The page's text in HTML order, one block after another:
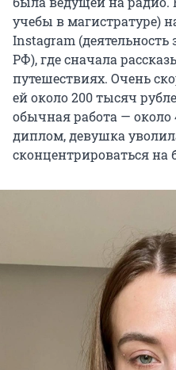
учебы в магистратуре)
Instagram
РФ), где сначала
путешествиях. Очень
ей около200 тысяч
обычная работа — около
диплом, девушка
сконцентрироваться на